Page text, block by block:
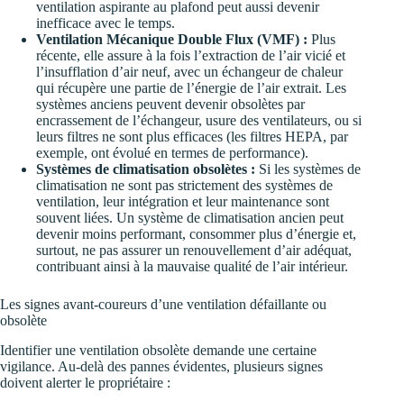
ventilation aspirante au plafond peut aussi devenir
inefficace avec le temps.
Ventilation Mécanique Double Flux (VMF) : Plus
récente, elle assure à la fois l’extraction de l’air vicié et
l’insufflation d’air neuf, avec un échangeur de chaleur
qui récupère une partie de l’énergie de l’air extrait. Les
systèmes anciens peuvent devenir obsolètes par
encrassement de l’échangeur, usure des ventilateurs, ou si
leurs filtres ne sont plus efficaces (les filtres HEPA, par
exemple, ont évolué en termes de performance).
Systèmes de climatisation obsolètes : Si les systèmes de
climatisation ne sont pas strictement des systèmes de
ventilation, leur intégration et leur maintenance sont
souvent liées. Un système de climatisation ancien peut
devenir moins performant, consommer plus d’énergie et,
surtout, ne pas assurer un renouvellement d’air adéquat,
contribuant ainsi à la mauvaise qualité de l’air intérieur.
Les signes avant-coureurs d’une ventilation défaillante ou
obsolète
Identifier une ventilation obsolète demande une certaine
vigilance. Au-delà des pannes évidentes, plusieurs signes
doivent alerter le propriétaire :